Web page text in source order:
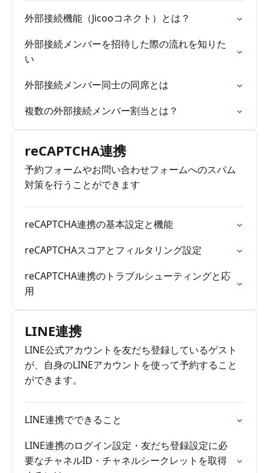
外部接続機能（Jicooコネクト）とは？
外部接続メンバーを招待した際の流れを知りた
い
外部接続メンバー同士の同席とは
複数の外部接続メンバー割当とは？
reCAPTCHA連携
予約フォームやお問い合わせフォームへのスパム
対策を行うことができます
reCAPTCHA連携の基本設定と機能
reCAPTCHAスコアとフィルタリング設定
reCAPTCHA連携のトラブルシューティングと応
用
LINE連携
LINE公式アカウントを友だち登録しているゲスト
が、自身のLINEアカウントを使って予約すること
ができます。
LINE連携でできること
LINE連携のログイン設定・友だち登録設定に必
要なチャネルID・チャネルシークレットを取得